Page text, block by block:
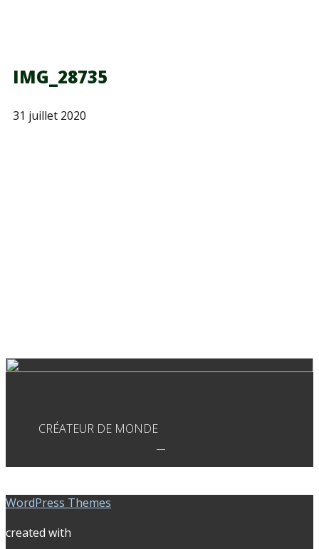
IMG_28735
31 juillet 2020
CRÉATEUR DE MONDE
WordPress Themes
created with